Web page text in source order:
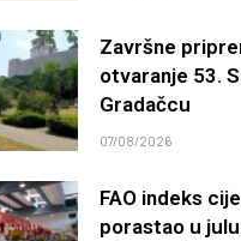
Završne
otvaranje 53.
Gradačcu
07/08/2026
FAO indeks
porastao u